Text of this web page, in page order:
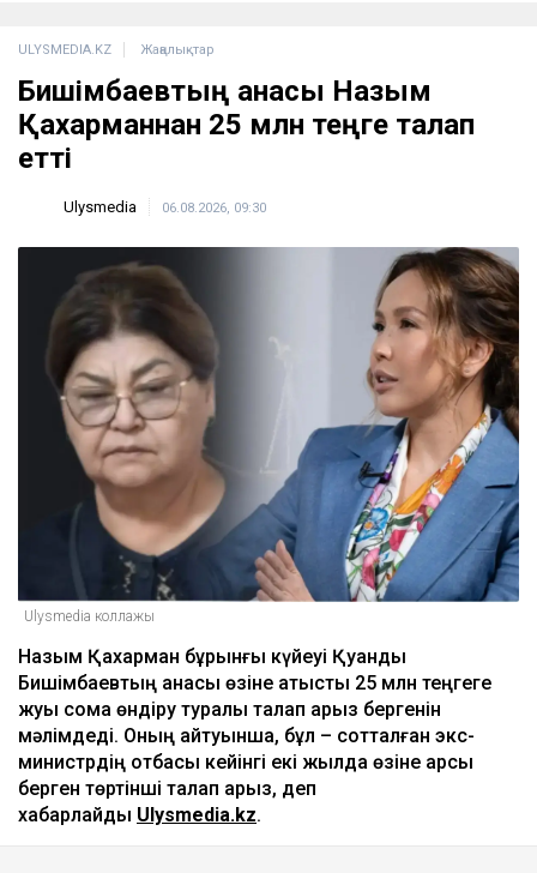
«Жедел жәрдем мен өрт сөндірушілер кіре
алмайды»: Астана тұрғындары құрылысқа
15:01
әл-Фарабидегі жол апатынан қаза тапқан
қыздың әкесі Александр Пактан 100 млн теңге
талап етті
14:50
ULYSMEDIA.KZ Жаңалықтар
Бишімбаевтың анасы Назым
Қахарманнан 25 млн теңге талап
Ulysmedia 06.08.2026, 09:30